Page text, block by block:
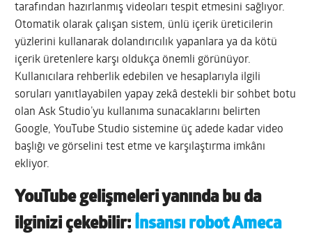
tarafından hazırlanmış videoları tespit etmesini sağlıyor.
Otomatik olarak çalışan sistem, ünlü içerik üreticilerin
yüzlerini kullanarak dolandırıcılık yapanlara ya da kötü
içerik üretenlere karşı oldukça önemli görünüyor.
Kullanıcılara rehberlik edebilen ve hesaplarıyla ilgili
soruları yanıtlayabilen yapay zekâ destekli bir sohbet botu
olan Ask Studio’yu kullanıma sunacaklarını belirten
Google, YouTube Studio sistemine üç adede kadar video
başlığı ve görselini test etme ve karşılaştırma imkânı
ekliyor.
YouTube gelişmeleri yanında bu da
ilginizi çekebilir: İnsansı robot Ameca